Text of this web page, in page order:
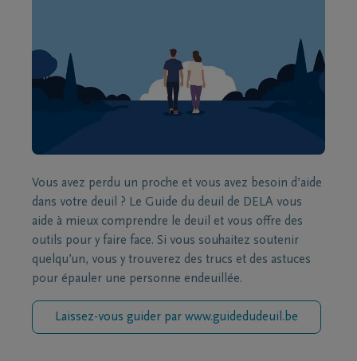
Vous avez perdu un proche et vous avez besoin d’aide
dans votre deuil ? Le Guide du deuil de DELA vous
aide à mieux comprendre le deuil et vous offre des
outils pour y faire face. Si vous souhaitez soutenir
quelqu’un, vous y trouverez des trucs et des astuces
pour épauler une personne endeuillée.
Laissez-vous guider par www.guidedudeuil.be